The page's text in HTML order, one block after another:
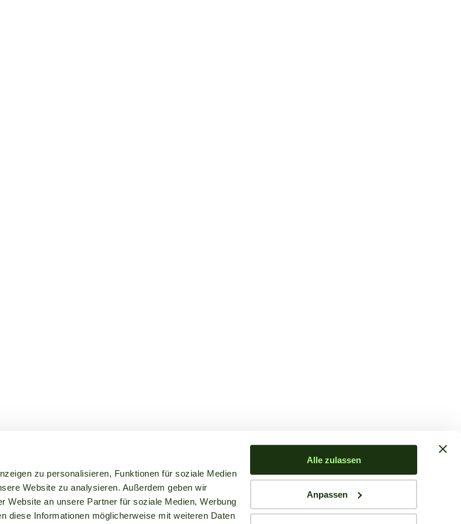
zu personalisieren, Funktionen für soziale Medien
Website zu analysieren. Außerdem geben wir
Website an unsere Partner für soziale Medien, Werbung
diese Informationen möglicherweise mit weiteren Daten
Alle zulassen
Anpassen